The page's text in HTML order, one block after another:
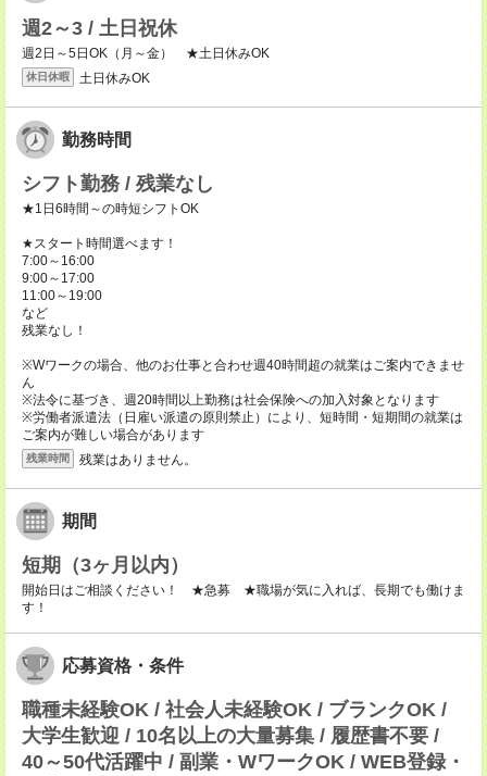
週2～3 / 土日祝休
週2日～5日OK（月～金） ★土日休みOK
休日休暇 土日休みOK
勤務時間
シフト勤務 / 残業なし
★1日6時間～の時短シフトOK
★スタート時間選べます！
7:00～16:00
9:00～17:00
11:00～19:00
など
残業なし！
※Wワークの場合、他のお仕事と合わせ週40時間超の就業はご案内できませ
ん
※法令に基づき、週20時間以上勤務は社会保険への加入対象となります
※労働者派遣法（日雇い派遣の原則禁止）により、短時間・短期間の就業は
ご案内が難しい場合があります
残業時間 残業はありません。
期間
短期（3ヶ月以内）
開始日はご相談ください！ ★急募 ★職場が気に入れば、長期でも働けま
す！
応募資格・条件
職種未経験OK / 社会人未経験OK / ブランクOK /
大学生歓迎 / 10名以上の大量募集 / 履歴書不要 /
40～50代活躍中 / 副業・WワークOK / WEB登録・